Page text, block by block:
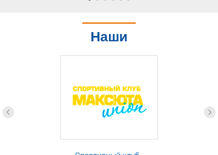
Наши